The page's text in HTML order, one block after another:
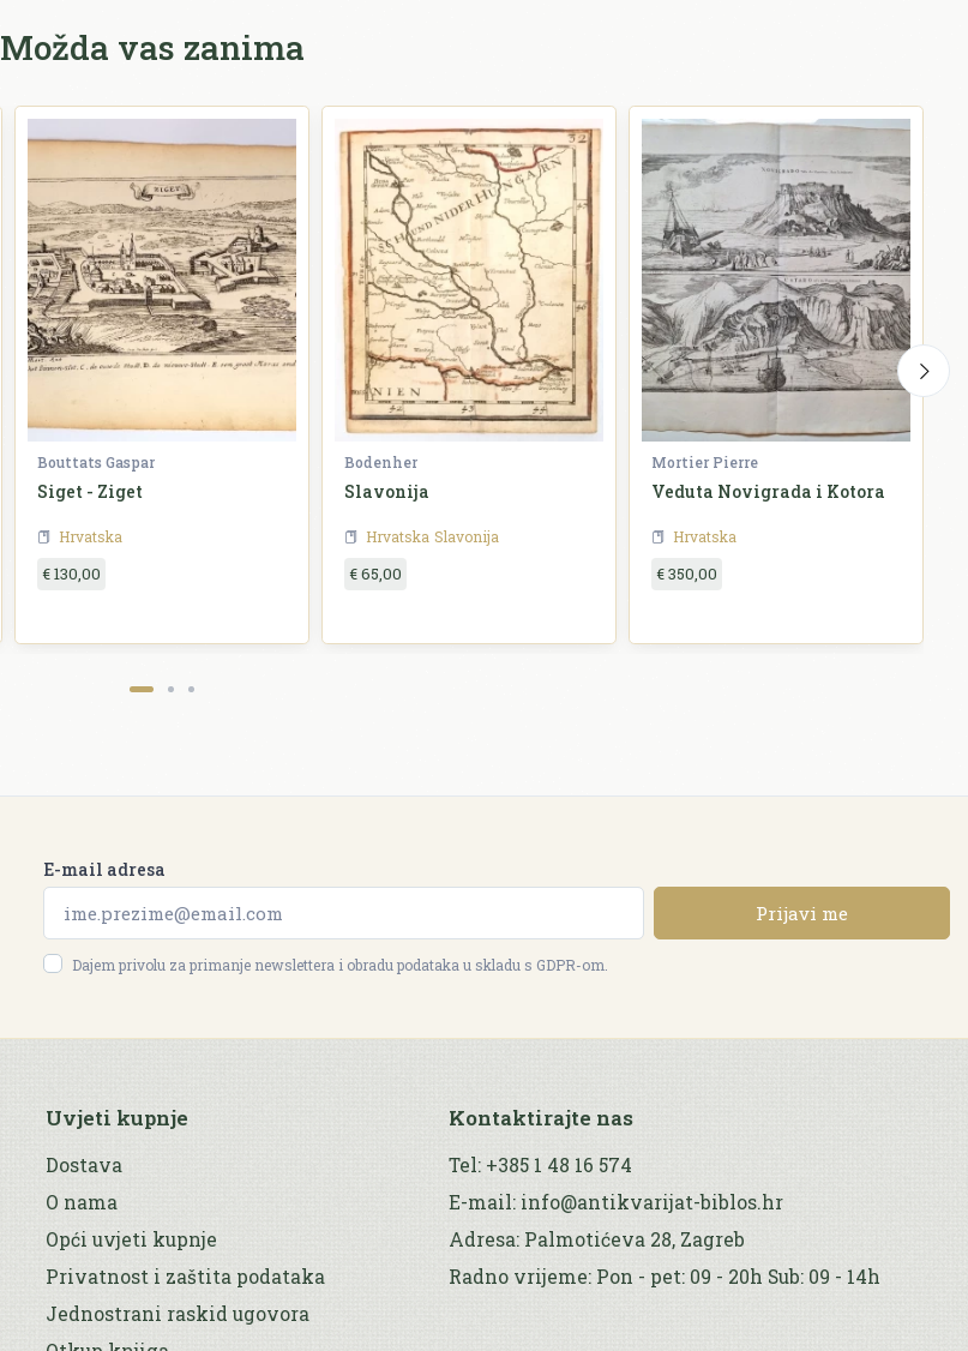
Možda vas zanima
Bouttats Gaspar
Siget - Ziget
Hrvatska
€ 130,00
Bodenher
Slavonija
Hrvatska Slavonija
€ 65,00
Mortier Pierre
Veduta Novigrada i Kotora
Hrvatska
€ 350,00
E-mail adresa
Prijavi me
Dajem privolu za primanje newslettera i obradu podataka u skladu s GDPR-om.
Uvjeti kupnje
Dostava
O nama
Opći uvjeti kupnje
Privatnost i zaštita podataka
Jednostrani raskid ugovora
Kontaktirajte nas
Tel: +385 1 48 16 574
E-mail: info@antikvarijat-biblos.hr
Adresa: Palmotićeva 28, Zagreb
Radno vrijeme: Pon - pet: 09 - 20h Sub: 09 - 14h